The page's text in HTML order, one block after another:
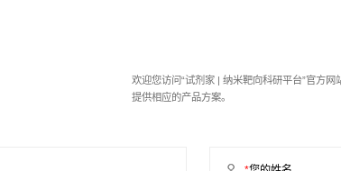
欢迎您访问“试剂家 | 纳米靶向科研平台”官方
提供相应的产品方案。